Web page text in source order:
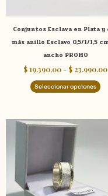
Conjuntos Esclava en Plata y
más anillo Esclavo 0,5/1/1,5
ancho PROMO
$ 19.390,00- $ 23.990,00
Seleccionar opciones
la
de